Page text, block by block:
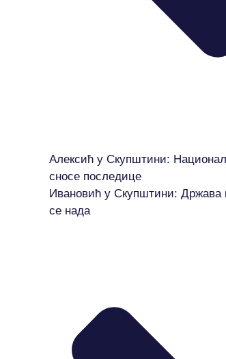
Алексић у Скупштини:
сносе последице
Ивановић у Скупштини: Држава
се нада